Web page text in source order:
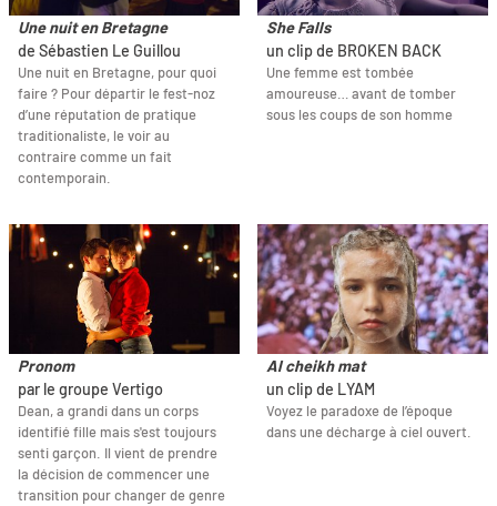
Une nuit en Bretagne
de Sébastien Le Guillou
Une nuit en Bretagne, pour quoi
faire ? Pour départir le fest-noz
d’une réputation de pratique
traditionaliste, le voir au
contraire comme un fait
contemporain.
She Falls
un clip de BROKEN BACK
Une femme est tombée
amoureuse… avant de tomber
sous les coups de son homme
Pronom
par le groupe Vertigo
Dean, a grandi dans un corps
identifié fille mais s'est toujours
senti garçon. Il vient de prendre
la décision de commencer une
transition pour changer de genre
Al cheikh mat
un clip de LYAM
Voyez le paradoxe de l’époque
dans une décharge à ciel ouvert.